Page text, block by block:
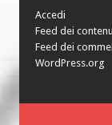
Accedi
Feed dei
Feed dei
WordPress.org